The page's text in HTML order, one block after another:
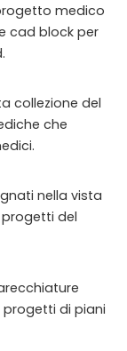
medico
cad block per
collezione del
che
nella vista
progetti del
progetti di piani